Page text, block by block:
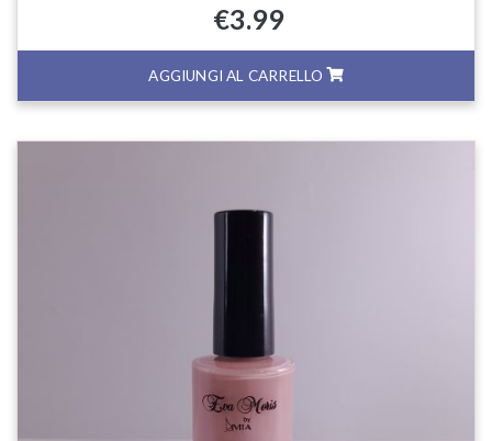
€3.99
AGGIUNGI AL CARRELLO